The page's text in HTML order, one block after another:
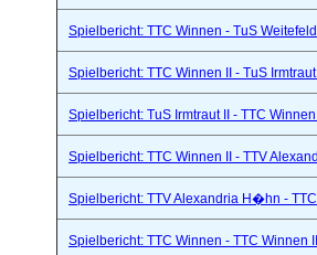
Spielbericht: TTC Winnen - TuS
Spielbericht: TTC Winnen II - TuS
Spielbericht: TuS Irmtraut II - TTC
Spielbericht: TTC Winnen II - TTV
Spielbericht: TTV Alexandria H�hn -
Spielbericht: TTC Winnen - TTC Winnen